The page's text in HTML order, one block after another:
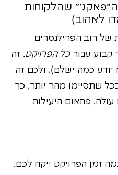
ה"פאקג'" שהלקוחות
לאהוב)
של רוב הפרילנסרים
קבוע עבורכל הפרויקט. זה
יודע כמה ישלם), ולכם זה
שתסיימו מהר יותר, כך
פתאום היעילות
זמן הפרויקט ייקח לכם.